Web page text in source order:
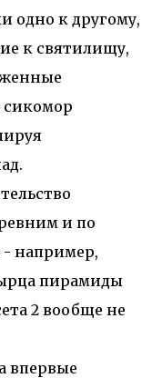
одно к другому,
к святилищу,
и по
- например,
пирамиды
2 вообще не
впервые